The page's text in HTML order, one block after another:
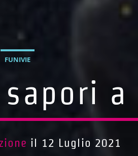
FUNIVIE
a
il 12 Luglio 2021